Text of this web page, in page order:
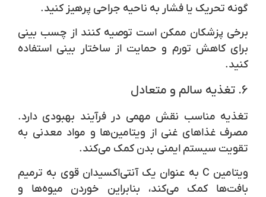
گونه تحریک یا فشار به ناحیه جراحی پرهیز کنید.
برخی پزشکان ممکن است توصیه کنند از چسب بینی
برای کاهش تورم و حمایت از ساختار بینی استفاده
کنید.
۶. تغذیه سالم و متعادل
تغذیه مناسب نقش مهمی در فرآیند بهبودی دارد.
مصرف غذاهای غنی از ویتامین‌ها و مواد معدنی به
تقویت سیستم ایمنی بدن کمک می‌کند.
ویتامین C به عنوان یک آنتی‌اکسیدان قوی به ترمیم
بافت‌ها کمک می‌کند، بنابراین خوردن میوه‌ها و